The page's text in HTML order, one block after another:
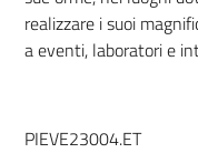
realizzare i suoi
a eventi, laboratori e
PIEVE23004.ET